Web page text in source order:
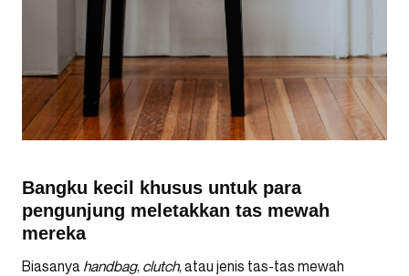
Bangku kecil khusus untuk para
pengunjung meletakkan tas mewah
mereka
Biasanya handbag, clutch, atau jenis tas-tas mewah